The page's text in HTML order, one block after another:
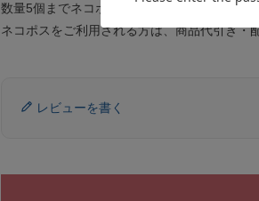
数量5個までネコポス（350円）がご利用頂け
ネコポスをご利用される方は、商品代引き・
レビューを書く